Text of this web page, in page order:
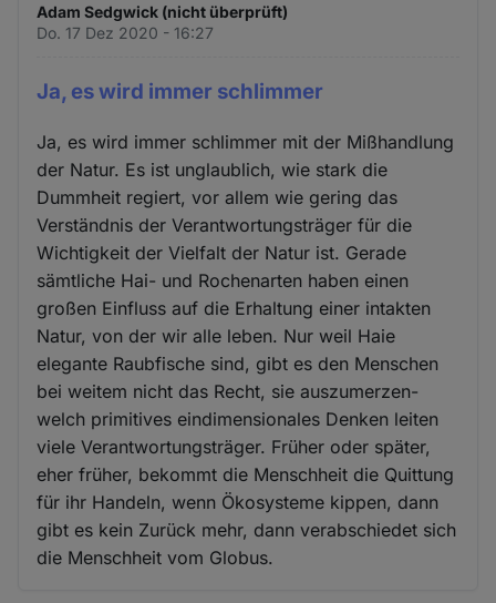
Adam Sedgwick (nicht überprüft)
Do. 17 Dez 2020 - 16:27
Ja, es wird immer schlimmer
Ja, es wird immer schlimmer mit der Mißhandlung
der Natur. Es ist unglaublich, wie stark die
Dummheit regiert, vor allem wie gering das
Verständnis der Verantwortungsträger für die
Wichtigkeit der Vielfalt der Natur ist. Gerade
sämtliche Hai- und Rochenarten haben einen
großen Einfluss auf die Erhaltung einer intakten
Natur, von der wir alle leben. Nur weil Haie
elegante Raubfische sind, gibt es den Menschen
bei weitem nicht das Recht, sie auszumerzen-
welch primitives eindimensionales Denken leiten
viele Verantwortungsträger. Früher oder später,
eher früher, bekommt die Menschheit die Quittung
für ihr Handeln, wenn Ökosysteme kippen, dann
gibt es kein Zurück mehr, dann verabschiedet sich
die Menschheit vom Globus.